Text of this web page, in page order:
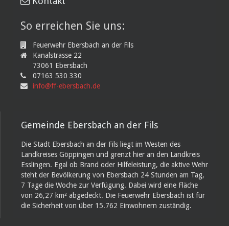
So erreichen Sie uns:
Feuerwehr Ebersbach an der Fils
Kanalstrasse 22
73061 Ebersbach
07163 530 330
info@ff-ebersbach.de
Gemeinde Ebersbach an der Fils
Die Stadt Ebersbach an der Fils liegt im Westen des
Landkreises Göppingen und grenzt hier an den Landkreis
Esslingen. Egal ob Brand oder Hilfeleistung, die aktive Wehr
steht der Bevölkerung von Ebersbach 24 Stunden am Tag,
7 Tage die Woche zur Verfügung. Dabei wird eine Fläche
von 26,27 km² abgedeckt. Die Feuerwehr Ebersbach ist für
die Sicherheit von über 15.762 Einwohnern zuständig.